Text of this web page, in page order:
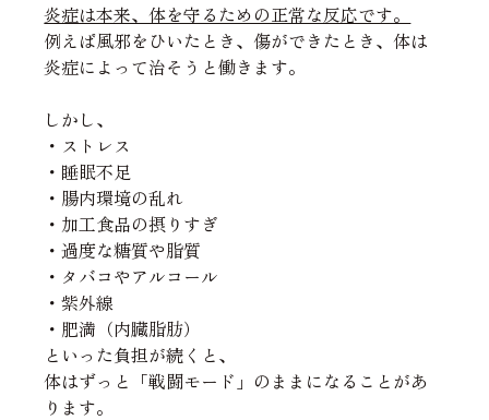
炎症は本来、体を守るための正常な反応です。
例えば風邪をひいたとき、傷ができたとき、体は
炎症によって治そうと働きます。
しかし、
・ストレス
・睡眠不足
・腸内環境の乱れ
・加工食品の摂りすぎ
・過度な糖質や脂質
・タバコやアルコール
・紫外線
・肥満（内臓脂肪）
といった負担が続くと、
体はずっと「戦闘モード」のままになることがあ
ります。